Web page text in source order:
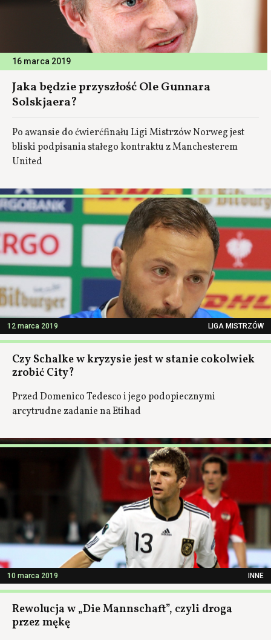
16 marca 2019
Jaka będzie przyszłość Ole Gunnara
Solskjaera?
Po awansie do ćwierćfinału Ligi Mistrzów Norweg jest
bliski podpisania stałego kontraktu z Manchesterem
United
12 marca 2019 LIGA MISTRZÓW
Czy Schalke w kryzysie jest w stanie cokolwiek
zrobić City?
Przed Domenico Tedesco i jego podopiecznymi
arcytrudne zadanie na Etihad
10 marca 2019 INNE
Rewolucja w „Die Mannschaft”, czyli droga
przez mękę